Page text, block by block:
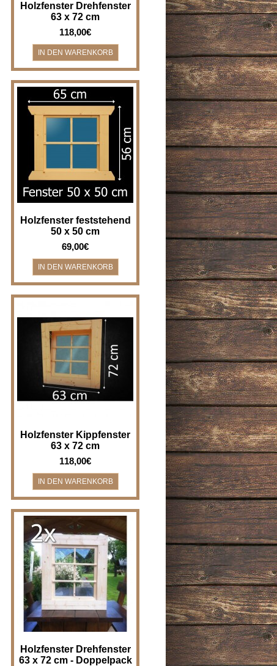
Holzfenster Drehfenster
63 x 72 cm
118,00€
Gartenhausfenster, Holzfenster -
50 x 50 cm Feststehend - NICHT
zum Öffnen! Für ein Lochmaß
Holzfenster feststehend
50 x 50 cm
69,00€
Holzfenster Kippfenster - Breite
x Höhe 63 x 72 cm
Holzfenster/Kippfenster für z.B.
Bad, Gartenha..
Holzfenster Kippfenster
63 x 72 cm
118,00€
2 Stück - Holzfenster
Drehfenster - Breite x Höhe 63 x
72 cm - im Doppelpack - nur ei..
Holzfenster Drehfenster
63 x 72 cm - Doppelpack